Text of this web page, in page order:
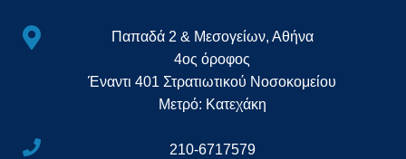
Παπαδά 2 & Μεσογείων, Αθήνα
4ος όροφος
Έναντι 401 Στρατιωτικού Νοσοκομείου
Μετρό: Κατεχάκη
210-6717579